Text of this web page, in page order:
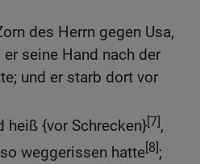
des Herrn gegen Usa,
seine Hand nach der
und er starb dort vor
heiß {vor Schrecken}[7],
weggerissen hatte[8];